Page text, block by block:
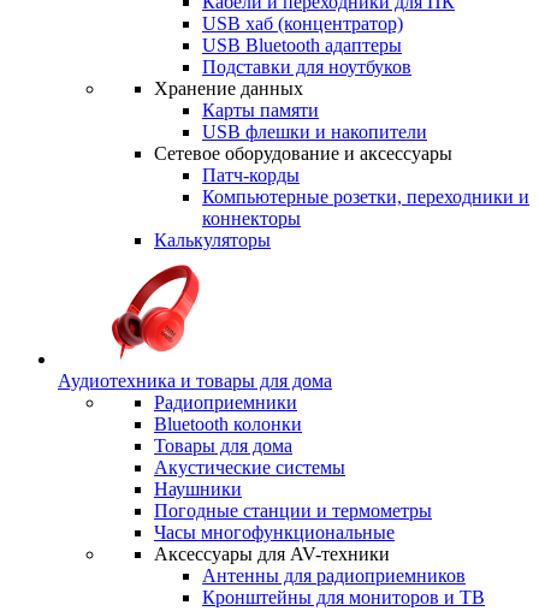
USB хаб (концентратор)
USB Bluetooth адаптеры
Подставки для ноутбуков
Хранение данных
Карты памяти
USB флешки и накопители
Сетевое оборудование и аксессуары
Патч-корды
Компьютерные розетки, переходники и
коннекторы
Калькуляторы
Аудиотехника и товары для дома
Радиоприемники
Bluetooth колонки
Товары для дома
Акустические системы
Наушники
Погодные станции и термометры
Часы многофункциональные
Аксессуары для AV-техники
Антенны для радиоприемников
Кронштейны для мониторов и ТВ